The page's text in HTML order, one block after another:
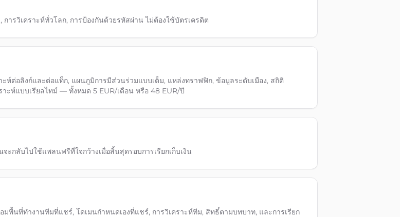
ารวิเคราะห์ทั่วโลก, การป้องกันด้วยรหัสผ่าน ไม่ต้องใช้บัตรเครดิต
ห์ต่อลิงก์และต่อแท็ก, แผนภูมิการมีส่วนร่วมแบบเต็ม, แหล่งทราฟฟิก, ข้อมูลระดับเมือง, สถิติ
าะห์แบบเรียลไทม์ — ทั้งหมด 5 EUR/เดือน หรือ 48 EUR/ปี
กลับไปใช้แพลนฟรีที่ใจกว้างเมื่อสิ้นสุดรอบการเรียกเก็บเงิน
พื้นที่ทำงานทีมที่แชร์, โดเมนกำหนดเองที่แชร์, การวิเคราะห์ทีม, สิทธิ์ตามบทบาท, และการเรียก